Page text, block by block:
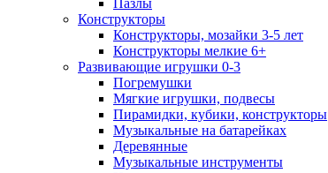
Конструкторы
Конструкторы, мозайки 3-5 лет
Конструкторы мелкие 6+
Развивающие игрушки 0-3
Погремушки
Мягкие игрушки, подвесы
Пирамидки, кубики, конструкторы
Музыкальные на батарейках
Деревянные
Музыкальные инструменты